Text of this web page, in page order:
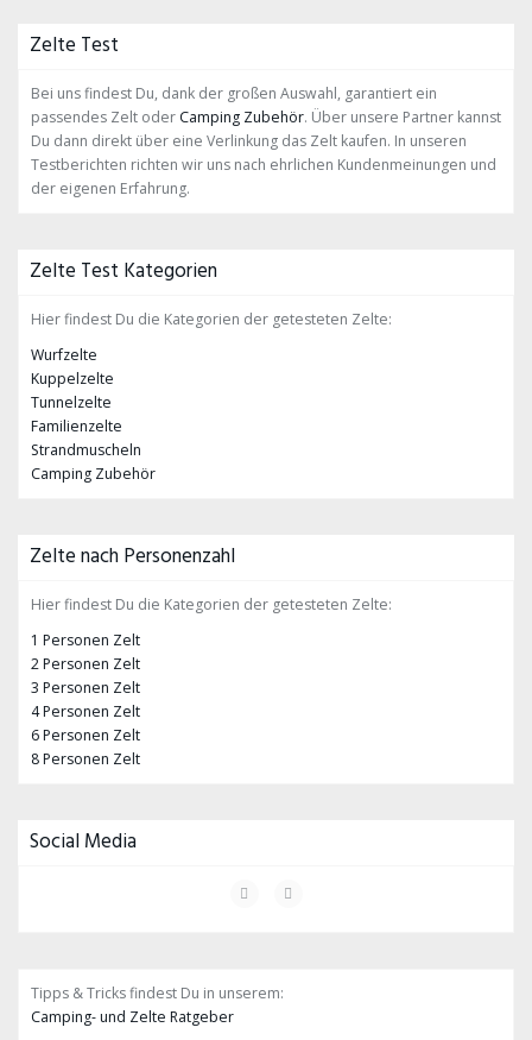
Zelte Test
Bei uns findest Du, dank der großen Auswahl, garantiert ein
passendes Zelt oder Camping Zubehör. Über unsere Partner kannst
Du dann direkt über eine Verlinkung das Zelt kaufen. In unseren
Testberichten richten wir uns nach ehrlichen Kundenmeinungen und
der eigenen Erfahrung.
Zelte Test Kategorien
Hier findest Du die Kategorien der getesteten Zelte:
Wurfzelte
Kuppelzelte
Tunnelzelte
Familienzelte
Strandmuscheln
Camping Zubehör
Zelte nach Personenzahl
Hier findest Du die Kategorien der getesteten Zelte:
1 Personen Zelt
2 Personen Zelt
3 Personen Zelt
4 Personen Zelt
6 Personen Zelt
8 Personen Zelt
Social Media
Tipps & Tricks findest Du in unserem:
Camping- und Zelte Ratgeber